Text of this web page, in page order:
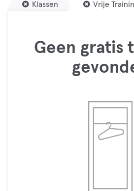
Klassen Vrije
Geen gratis